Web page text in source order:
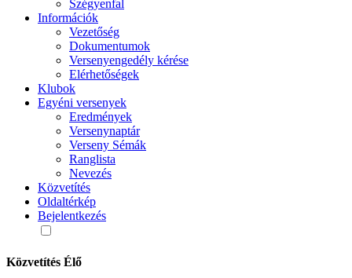
Szégyenfal
Információk
Vezetőség
Dokumentumok
Versenyengedély kérése
Elérhetőségek
Klubok
Egyéni versenyek
Eredmények
Versenynaptár
Verseny Sémák
Ranglista
Nevezés
Közvetítés
Oldaltérkép
Bejelentkezés
Közvetítés Élő